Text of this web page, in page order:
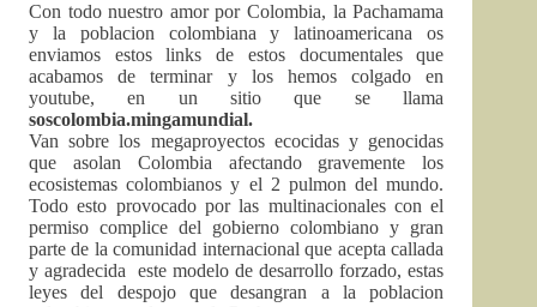
Con todo nuestro amor por Colombia, la Pachamama
y la poblacion colombiana y latinoamericana os
enviamos estos links de estos documentales que
acabamos de terminar y los hemos colgado en
youtube, en un sitio que se llama
soscolombia.mingamundial.
Van sobre los megaproyectos ecocidas y genocidas
que asolan Colombia afectando gravemente los
ecosistemas colombianos y el 2 pulmon del mundo.
Todo esto provocado por las multinacionales con el
permiso complice del gobierno colombiano y gran
parte de la comunidad internacional que acepta callada
y agradecida este modelo de desarrollo forzado, estas
leyes del despojo que desangran a la poblacion